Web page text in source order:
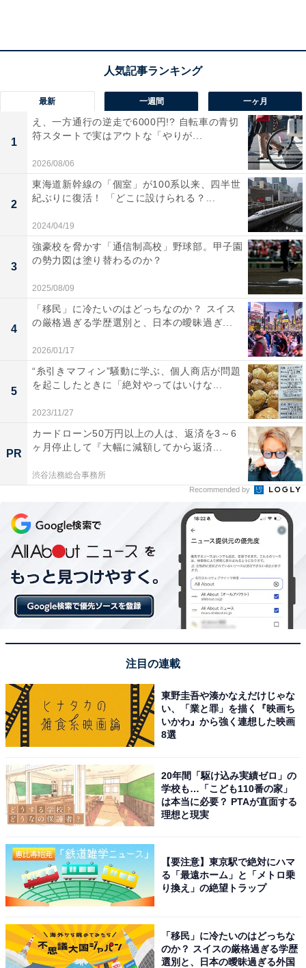
話をしています。
まるで絵にかいたような普通の家族ですが、実は急に家
計が苦しくなったため、相談に来られました。Dさんの
年収は600万円、妻も年100万円ほどの収入があります。
いったい、何があったのでしょうか。
あっという間に100万円が飛んでいった！
「お父さん、僕も中学校を受験したい」
Dさんが息子にそう言われたのは3年前のこと。なんで
も、有名大の付属中を目指す友達に誘われて受験した塾
のテストの結果が、その友達よりもよかったのだといい
気をよくした息子は、その塾に通いだしました。そし
その学校はいわゆる挑戦校で倍率も高く、正直厳しいと
思われていただけに、喜びもひとしおでした。
しかし、頼もしい息子の成長に目を細めてばかりではい
られません。すぐにやってきたのがお金の問題です。
諸経費で約65万円、合計100万円があっという間に飛ん
でいきました。さらにこれとは別に毎月4万円ほどの授
業料を納入しなければなりません。
そのうえ、臨時で何かと費用の集金があったり寄付金の
お願い（任意とはいいますが…）があったりするため、
最新 一週間 一ヶ月
1
え、一方通行の逆走で6000円!? 自転車の青切
符スタートで実はアウトな「やりが...
2026/08/06
2
東海道新幹線の「個室」が100系以来、四半世
紀ぶりに復活！ 「どこに設けられる？...
2024/04/19
3
強豪校を脅かす「通信制高校」野球部。甲子園
の勢力図は塗り替わるのか？
2025/08/09
4
「移民」に冷たいのはどっちなのか？ スイス
の厳格過ぎる学歴選別と、日本の曖昧過ぎ...
2026/01/17
5
“糸引きマフィン”騒動に学ぶ、個人商店が問題
を起こしたときに「絶対やってはいけな...
2023/11/27
PR
カードローン50万円以上の人は、返済を3～6
ヶ月停止して『大幅に減額してから返済...
渋谷法務総合事務所
Recommended by
注目の連載
東野圭吾や湊かなえだけじゃな
い、「業と罪」を描く『映画ち
いかわ』から強く連想した映画
8選
20年間「駆け込み実績ゼロ」の
学校も…「こども110番の家」
は本当に必要？ PTAが直面する
理想と現実
【要注意】東京駅で絶対にハマ
る「最遠ホーム」と「メトロ乗
り換え」の絶望トラップ
「移民」に冷たいのはどっちな
のか？ スイスの厳格過ぎる学歴
選別と、日本の曖昧過ぎる外国